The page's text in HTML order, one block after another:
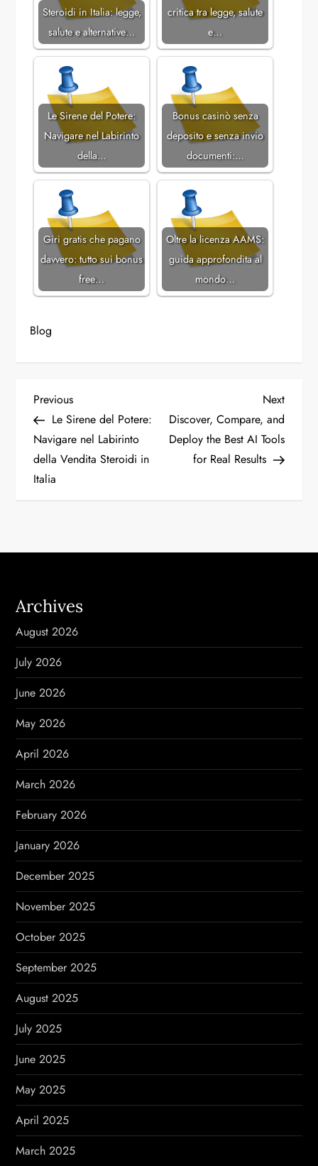
Steroidi in Italia: legge,
salute e alternative…
critica tra legge, salute
e…
Le Sirene del Potere:
Navigare nel Labirinto
della…
Bonus casinò senza
deposito e senza invio
documenti:…
Giri gratis che pagano
davvero: tutto sui bonus
free…
Oltre la licenza AAMS:
guida approfondita al
mondo…
Blog
P
o
s
a
v
i
g
a
t
i
o
n
Previous
Post
Previous
Le Sirene del Potere:
Navigare nel Labirinto
della Vendita Steroidi in
Italia
Next
Post
Next
Discover, Compare, and
Deploy the Best AI Tools
for Real Results
Archives
August 2026
July 2026
June 2026
May 2026
April 2026
March 2026
February 2026
January 2026
December 2025
November 2025
October 2025
September 2025
August 2025
July 2025
June 2025
May 2025
April 2025
March 2025